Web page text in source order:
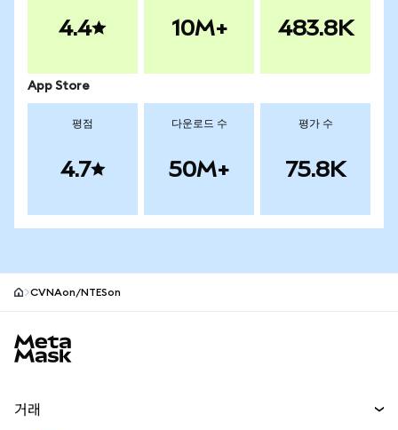
4.4 10M+ 483.8K
App Store
평점
4.7
다운로드 수
50M+
평가 수
75.8K
CVNAon/NTESon
거래